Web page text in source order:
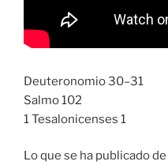
Deuteronomio 30–31
Salmo 102
1 Tesalonicenses 1
Lo que se ha publicado de